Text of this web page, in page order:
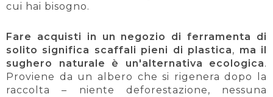
cui hai bisogno.
Fare acquisti in un negozio di ferramenta di
solito significa scaffali pieni di plastica, ma il
sughero naturale è un'alternativa ecologica.
Proviene da un albero che si rigenera dopo la
raccolta – niente deforestazione, nessuna